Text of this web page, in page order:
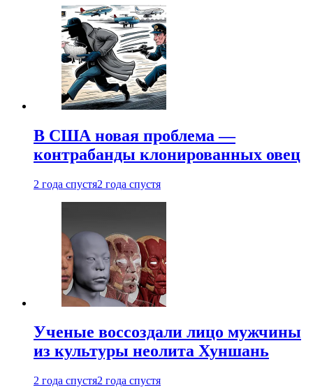
В США новая проблема —
контрабанды клонированных овец
2 года спустя2 года спустя
Ученые воссоздали лицо мужчины
из культуры неолита Хуншань
2 года спустя2 года спустя